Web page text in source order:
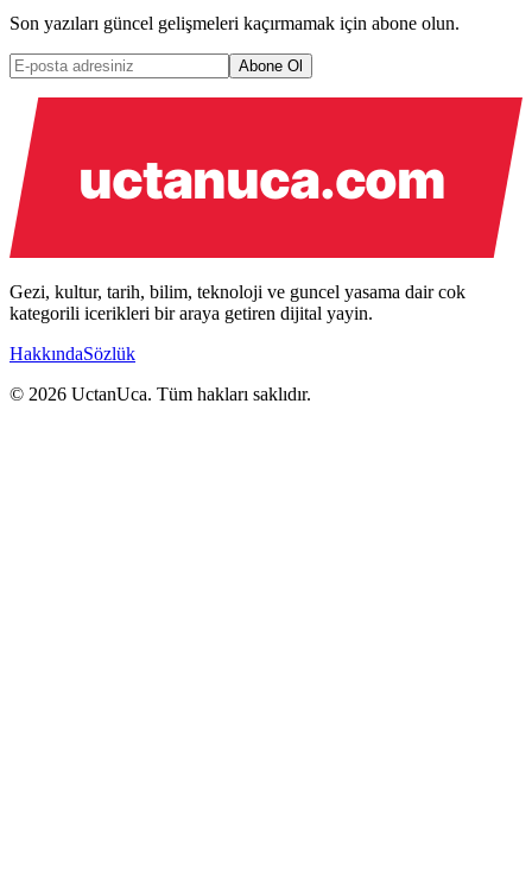
Son yazıları güncel gelişmeleri kaçırmamak için abone olun.
Abone Ol
Gezi, kultur, tarih, bilim, teknoloji ve guncel yasama dair cok
kategorili icerikleri bir araya getiren dijital yayin.
HakkındaSözlük
© 2026 UctanUca. Tüm hakları saklıdır.